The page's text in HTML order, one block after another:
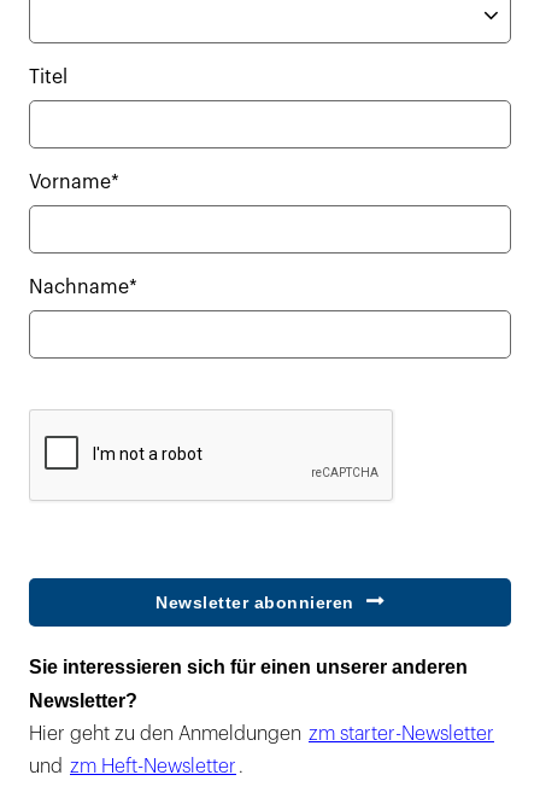
Titel
Vorname*
Nachname*
Newsletter abonnieren
Sie interessieren sich für einen unserer anderen
Newsletter?
Hier geht zu den Anmeldungen zm starter-Newsletter
und zm Heft-Newsletter .